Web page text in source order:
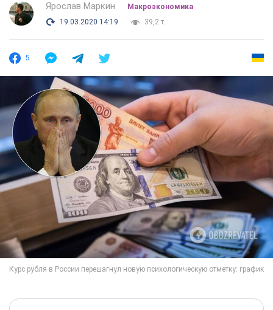
Ярослав Маркин
Mакроэкономика
19.03.2020 14:19
39,2 т.
5